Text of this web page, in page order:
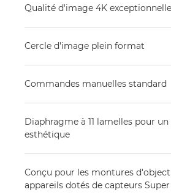
Qualité d'image 4K exceptionnelle
Cercle d'image plein format
Commandes manuelles standard
Diaphragme à 11 lamelles pour
esthétique
Conçu pour les montures
appareils dotés de capteurs